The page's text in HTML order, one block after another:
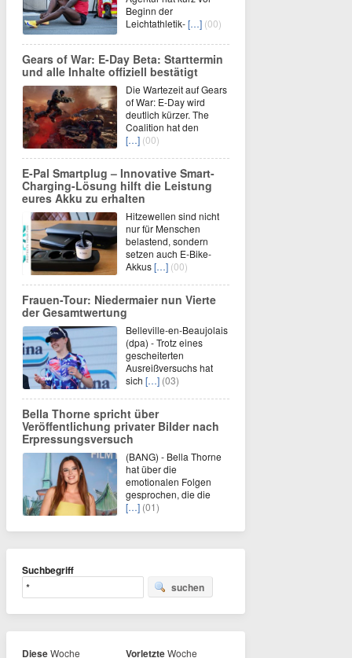
Beginn der
Leichtathletik-[…] (00)
Gears of War: E-Day Beta: Starttermin
und alle Inhalte offiziell bestätigt
Die Wartezeit auf Gears
of War: E-Day wird
deutlich kürzer. The
Coalition hat den
[…] (00)
E-Pal Smartplug – Innovative Smart-
Charging-Lösung hilft die Leistung
eures Akku zu erhalten
Hitzewellen sind nicht
nur für Menschen
belastend, sondern
setzen auch E-Bike-
Akkus[…] (00)
Frauen-Tour: Niedermaier nun Vierte
der Gesamtwertung
Belleville-en-Beaujolais
(dpa) - Trotz eines
gescheiterten
Ausreißversuchs hat
sich […] (03)
Bella Thorne spricht über
Veröffentlichung privater Bilder nach
Erpressungsversuch
(BANG) - Bella Thorne
hat über die
emotionalen Folgen
gesprochen, die die
[…] (01)
Suchbegriff
suchen
DieseWoche
VorletzteWoche